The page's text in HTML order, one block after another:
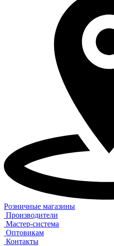
Розничные магазины
Производители
Мастер-система
Оптовикам
Контакты